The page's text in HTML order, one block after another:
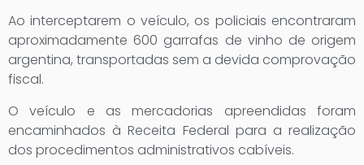
Ao interceptarem o veículo, os policiais encontraram
aproximadamente 600 garrafas de vinho de origem
argentina, transportadas sem a devida comprovação
fiscal.
O veículo e as mercadorias apreendidas foram
encaminhados à Receita Federal para a realização
dos procedimentos administrativos cabíveis.